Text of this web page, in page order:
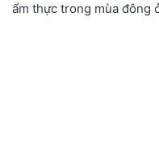
ẩm thực trong mùa đông